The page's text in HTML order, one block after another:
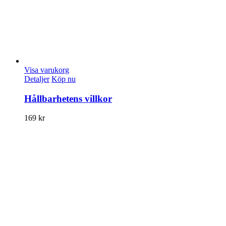
Visa varukorg
Detaljer Köp nu
Hållbarhetens villkor
169 kr